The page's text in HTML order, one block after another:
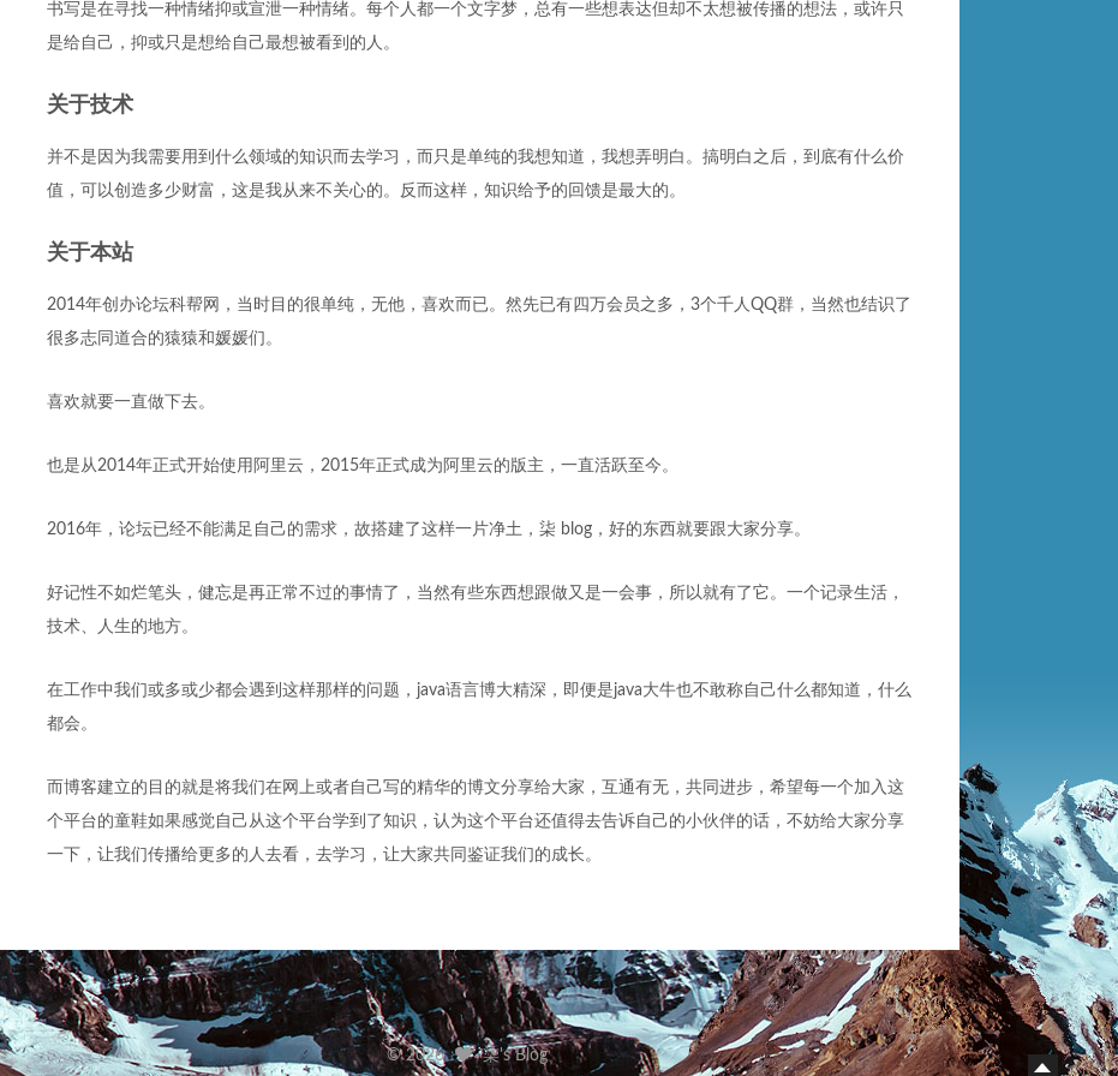
书写是在寻找一种情绪抑或宣泄一种情绪。每个人都一个文字梦，总有一些想表达但却不太想被传播的想法，或许只
是给自己，抑或只是想给自己最想被看到的人。
关于技术
并不是因为我需要用到什么领域的知识而去学习，而只是单纯的我想知道，我想弄明白。搞明白之后，到底有什么价
值，可以创造多少财富，这是我从来不关心的。反而这样，知识给予的回馈是最大的。
关于本站
2014年创办论坛科帮网，当时目的很单纯，无他，喜欢而已。然先已有四万会员之多，3个千人QQ群，当然也结识了
很多志同道合的猿猿和媛媛们。
喜欢就要一直做下去。
也是从2014年正式开始使用阿里云，2015年正式成为阿里云的版主，一直活跃至今。
2016年，论坛已经不能满足自己的需求，故搭建了这样一片净土，柒 blog，好的东西就要跟大家分享。
好记性不如烂笔头，健忘是再正常不过的事情了，当然有些东西想跟做又是一会事，所以就有了它。一个记录生活，
技术、人生的地方。
在工作中我们或多或少都会遇到这样那样的问题，java语言博大精深，即便是java大牛也不敢称自己什么都知道，什么
都会。
而博客建立的目的就是将我们在网上或者自己写的精华的博文分享给大家，互通有无，共同进步，希望每一个加入这
个平台的童鞋如果感觉自己从这个平台学到了知识，认为这个平台还值得去告诉自己的小伙伴的话，不妨给大家分享
一下，让我们传播给更多的人去看，去学习，让大家共同鉴证我们的成长。
©2026 柒's Blog